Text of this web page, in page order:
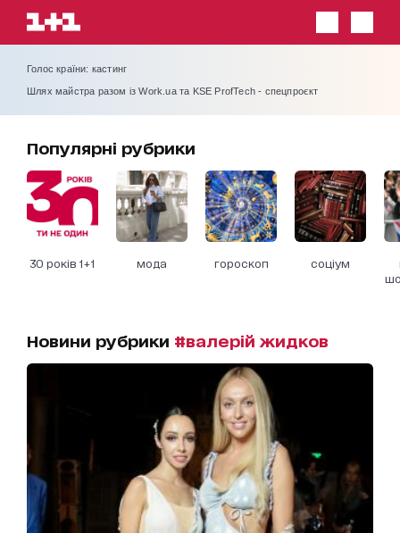
Голос країни: кастинг
Шлях майстра разом із Work.ua та KSE ProfTech - спецпроєкт
Популярні рубрики
30 років 1+1 мода гороскоп соціум
Новини рубрики #валерій жидков